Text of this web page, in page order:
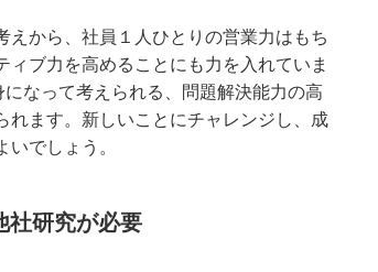
から、社員１人ひとりの営業力はもち
ブ力を高めることにも力を入れていま
なって考えられる、問題解決能力の高
ます。新しいことにチャレンジし、成
でしょう。
社研究が必要